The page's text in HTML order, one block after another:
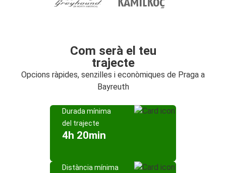
Com serà el teu
trajecte
Opcions ràpides, senzilles i econòmiques de Praga a
Bayreuth
Durada mínima
del trajecte
4h 20min
Distància mínima